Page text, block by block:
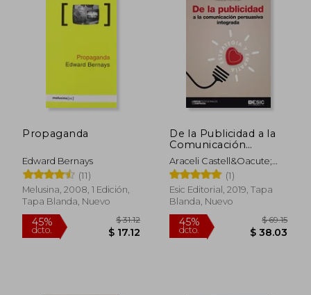
Propaganda
Edward Bernays
(11)
Melusina, 2008, 1 Edición,
Tapa Blanda, Nuevo
De la Publicidad a la
Comunicación
Persuasiva Integrada.
Estrategia y Empatía
Araceli Castell&Oacute;
Mart&Iacute;Nez
(1)
Esic Editorial, 2019, Tapa
Blanda, Nuevo